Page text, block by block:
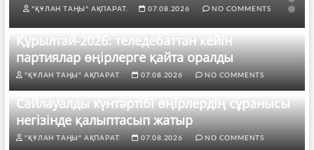
"ҚҰЛАН ТАҢЫ" АҚПАРАТ. 07.08.2026 NO COMMENTS
Құрылтай-2026: теледебаттан кейін
партиялар өңірлерге қайта оралды
"ҚҰЛАН ТАҢЫ" АҚПАРАТ. 07.08.2026 NO COMMENTS
Сайлауалды күнтәртібі өңірлердің сұранысы
негізінде қалыптасып жатыр
"ҚҰЛАН ТАҢЫ" АҚПАРАТ. 07.08.2026 NO COMMENTS